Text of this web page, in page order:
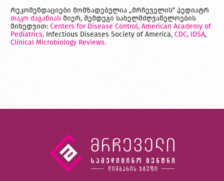
რეკომენდაციები მომზადებულია „მრჩეველის“ პედიატრ
თაკო ძაგანიას მიერ, შემდეგი სახელმძღვანელოების
მიხედვით:Centers for Disease Control, American Academy of
Pediatrics, Infectious Diseases Society of America,CDC, IDSA,
Clinical Microbiology Reviews.